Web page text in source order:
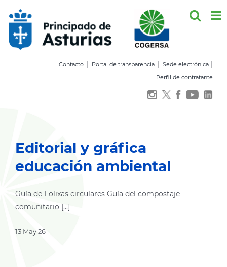
contenido
Contacto | Portal de transparencia | Sede electrónica |
Perfil de contratante
Editorial y gráfica
educación ambiental
Guía de Folixas circulares Guía del compostaje
comunitario [...]
13 May 26